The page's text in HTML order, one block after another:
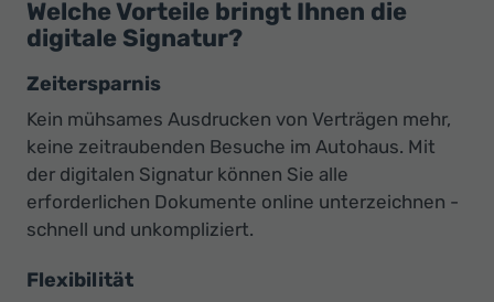
Welche Vorteile bringt Ihnen die
digitale Signatur?
Zeitersparnis
Kein mühsames Ausdrucken von Verträgen mehr,
keine zeitraubenden Besuche im Autohaus. Mit
der digitalen Signatur können Sie alle
erforderlichen Dokumente online unterzeichnen -
schnell und unkompliziert.
Flexibilität